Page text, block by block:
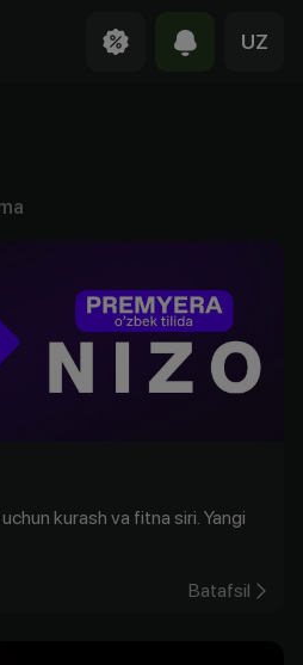
UZ
kurash va fitna siri. Yangi
Batafsil